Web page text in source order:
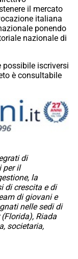
il mercato
italiana
ponendo
nazionale di
possibile iscriversi
è consultabile
di
per il
la
di crescita e di
di giovani e
nelle sedi di
Riada
societaria,